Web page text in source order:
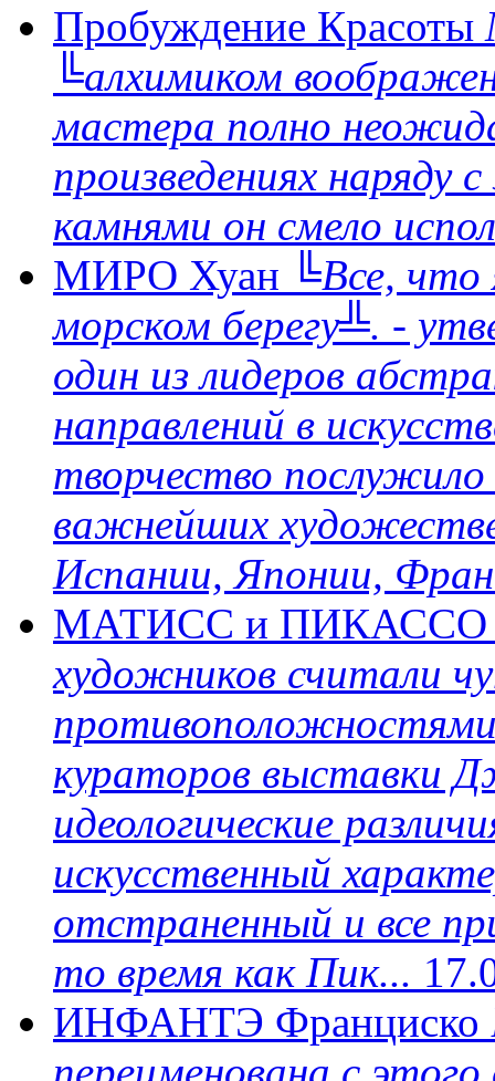
Пробуждение Красоты
╚алхимиком
мастера полно
произведениях наряду
камнями он смело
МИРО Хуан ╚Все, что
морском берегу╩. -
один из лидеров
направлений в
творчество послужило
важнейших
Испании, Японии,
МАТИСС и ПИКАССО
художников считали
кураторов выставки
идеологические
искусственный
отстраненный и все
то время как Пик...
ИНФАНТЭ Франциско
переименована с этого